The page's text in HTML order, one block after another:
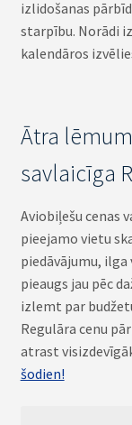
izlidošanas
starpību. Norādi
kalendāros
Ātra
savlaicīga
Aviobiļešu cenas
pieejamo vietu
piedāvājumu,
pieaugs jau pēc
izlemt par
Regulāra cenu
atrast
šodien!